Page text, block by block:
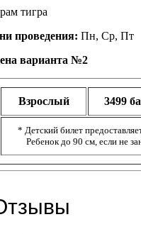
тигра
проведения: Пн, Cр, Пт
варианта №2
Взрослый 3499
* Детский билет
Ребенок до 90 см, если не